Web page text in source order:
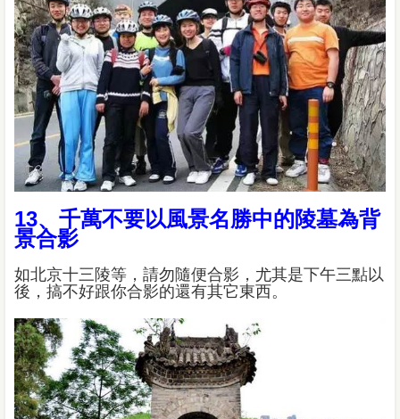
13、千萬不要以風景名勝中的陵墓為背
景合影
如北京十三陵等，請勿隨便合影，尤其是下午三點以
後，搞不好跟你合影的還有其它東西。